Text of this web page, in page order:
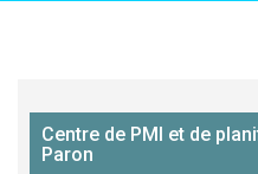
Centre de PMI et de
Paron